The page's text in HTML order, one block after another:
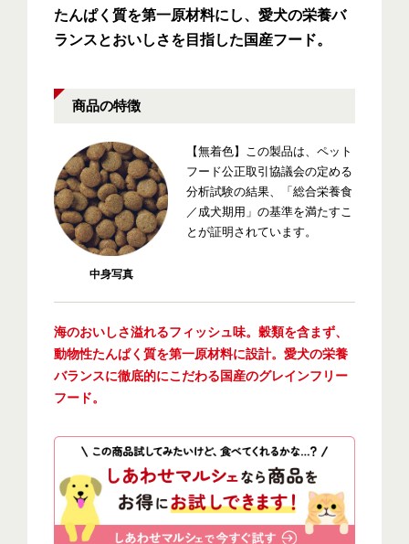
たんぱく質を第一原材料にし、愛犬の栄養バ
ランスとおいしさを目指した国産フード。
商品の特徴
中身写真
【無着色】この製品は、ペット
フード公正取引協議会の定める
分析試験の結果、「総合栄養食
／成犬期用」の基準を満たすこ
とが証明されています。
海のおいしさ溢れるフィッシュ味。穀類を含まず、
動物性たんぱく質を第一原材料に設計。愛犬の栄養
バランスに徹底的にこだわる国産のグレインフリー
フード。